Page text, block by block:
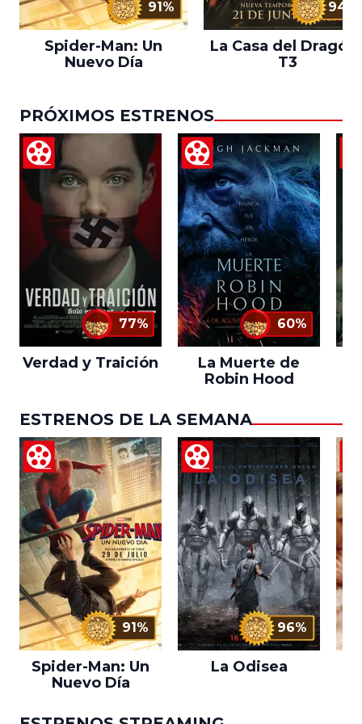
91%
Spider-Man: Un
Nuevo Día
94%
La Casa del Dragón
T3
PRÓXIMOS ESTRENOS
77%
Verdad y Traición
60%
La Muerte de
Robin Hood
ESTRENOS DE LA SEMANA
91%
Spider-Man: Un
Nuevo Día
96%
La Odisea